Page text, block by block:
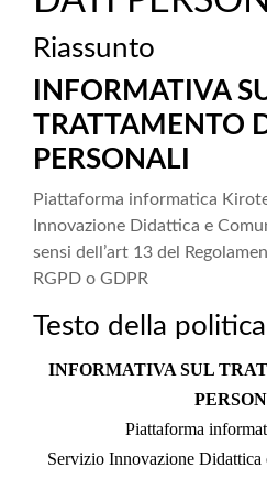
Riassunto
INFORMATIVA
TRATTAMENTO
PERSONALI
Piattaforma informatica
Innovazione Didattica e
sensi dell’art 13 del
RGPD o GDPR
Testo della politica
INFORMATIVA SUL
Piattaforma
Servizio Innovazione